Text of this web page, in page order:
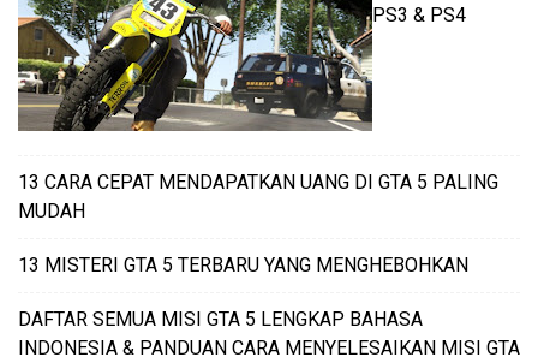
PS3 & PS4
13 CARA CEPAT MENDAPATKAN UANG DI GTA 5 PALING
MUDAH
13 MISTERI GTA 5 TERBARU YANG MENGHEBOHKAN
DAFTAR SEMUA MISI GTA 5 LENGKAP BAHASA
INDONESIA & PANDUAN CARA MENYELESAIKAN MISI GTA